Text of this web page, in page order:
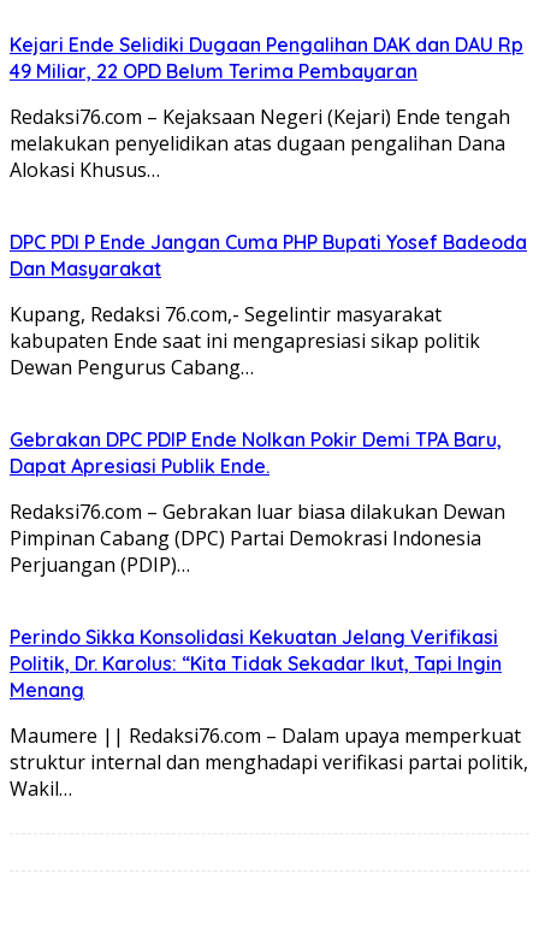
Kejari Ende Selidiki Dugaan Pengalihan DAK dan DAU Rp
49 Miliar, 22 OPD Belum Terima Pembayaran
Redaksi76.com – Kejaksaan Negeri (Kejari) Ende tengah
melakukan penyelidikan atas dugaan pengalihan Dana
Alokasi Khusus…
DPC PDI P Ende Jangan Cuma PHP Bupati Yosef Badeoda
Dan Masyarakat
Kupang, Redaksi 76.com,- Segelintir masyarakat
kabupaten Ende saat ini mengapresiasi sikap politik
Dewan Pengurus Cabang…
Gebrakan DPC PDIP Ende Nolkan Pokir Demi TPA Baru,
Dapat Apresiasi Publik Ende.
Redaksi76.com – Gebrakan luar biasa dilakukan Dewan
Pimpinan Cabang (DPC) Partai Demokrasi Indonesia
Perjuangan (PDIP)…
Perindo Sikka Konsolidasi Kekuatan Jelang Verifikasi
Politik, Dr. Karolus: “Kita Tidak Sekadar Ikut, Tapi Ingin
Menang
Maumere || Redaksi76.com – Dalam upaya memperkuat
struktur internal dan menghadapi verifikasi partai politik,
Wakil…